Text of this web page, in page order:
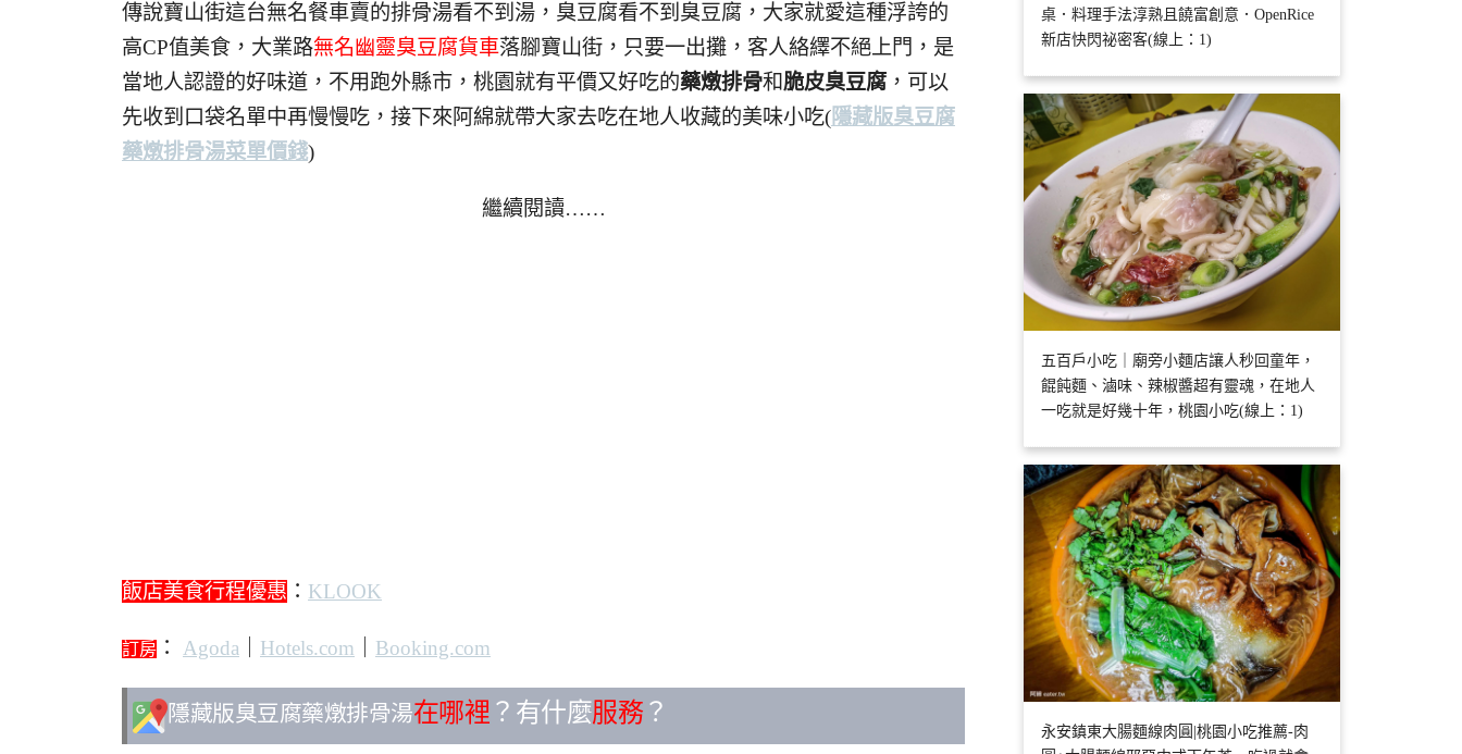
傳說寶山街這台無名餐車賣的排骨湯看不到湯，臭豆腐看不到臭豆腐，大家就愛這種浮誇的
高CP值美食，大業路無名幽靈臭豆腐貨車落腳寶山街，只要一出攤，客人絡繹不絕上門，是
當地人認證的好味道，不用跑外縣市，桃園就有平價又好吃的藥燉排骨和脆皮臭豆腐 ，可以
先收到口袋名單中再慢慢吃，接下來阿綿就帶大家去吃在地人收藏的美味小吃(隱藏版臭豆腐
藥燉排骨湯菜單價錢)
繼續閱讀……
飯店美食行程優惠 ： KLOOK
訂房 ： Agoda Hotels.com Booking.com
隱藏版臭豆腐藥燉排骨湯在哪裡 ？有什麼服務 ？
桌．料理手法淳熟且饒富創意．OpenRice
新店快閃祕密客(線上：1)
五百戶小吃｜廟旁小麵店讓人秒回童年，
餛飩麵、滷味、辣椒醬超有靈魂，在地人
一吃就是好幾十年，桃園小吃(線上：1)
永安鎮東大腸麵線肉圓|桃園小吃推薦-肉